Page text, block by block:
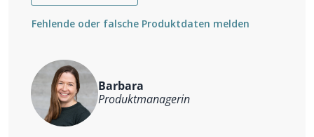
Rückentasche bietet ausreichend Stauraum für wichtige
Utensilien, auf die man nicht verzichten möchte. Wird die
Reflektierende Elemente sorgen für Sichtbarkeit. UV-
Schutz 50+.
anliegender Schnitt
Halterung für Sonnenbrille am rechten Ärmel
reflektierende Elemente
UV-Schutz 50+
Weitere Informationen
Material: 84% Polyamid, 16% Elastan
Fehlende oder falsche Produktdaten melden
Barbara
Produktmanagerin